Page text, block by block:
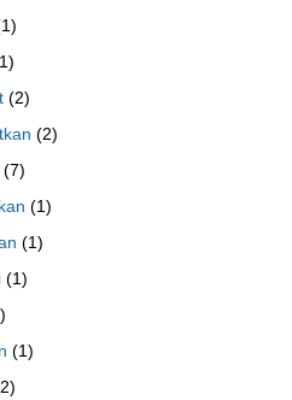
(2)
(2)
(7)
(1)
(1)
(1)
(1)